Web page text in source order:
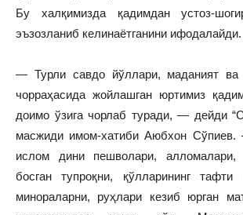
Бу халқимизда қадимдан устоз-
эъзозланиб келинаётганини ифодалайди.
— Турли савдо йўллари, маданият ва
чорраҳасида жойлашган юртимиз
доимо ўзига чорлаб туради, — дейди
масжиди имом-хатиби Аюбхон
ислом дини пешволари, алломалари,
босган тупроқни, қўлларининг тафти
минораларни, руҳлари кезиб юрган